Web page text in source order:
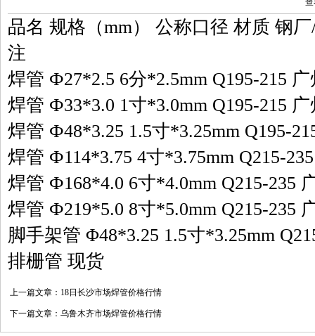
查
品名 规格（mm） 公称口径 材质 钢
注
焊管 Ф27*2.5 6分*2.5mm Q195-215
焊管 Ф33*3.0 1寸*3.0mm Q195-215
焊管 Ф48*3.25 1.5寸*3.25mm Q195-
焊管 Ф114*3.75 4寸*3.75mm Q215-
焊管 Ф168*4.0 6寸*4.0mm Q215-235
焊管 Ф219*5.0 8寸*5.0mm Q215-235
脚手架管 Φ48*3.25 1.5寸*3.25mm
排栅管 现货
上一篇文章： 18日长沙市场焊管价格行情
下一篇文章： 乌鲁木齐市场焊管价格行情